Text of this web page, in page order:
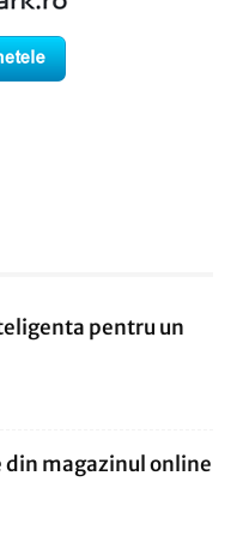
pentru un
din magazinul online